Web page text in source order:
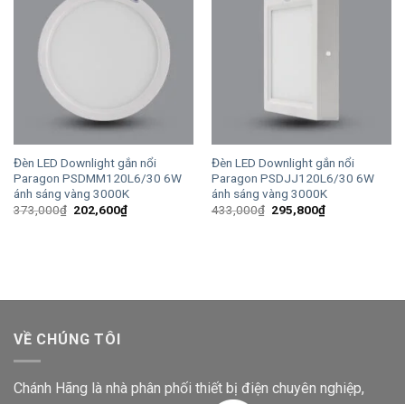
Đèn LED Downlight gắn nổi
Paragon PSDMM120L6/30 6W
ánh sáng vàng 3000K
373,000₫ Giá
202,600₫Giá
hiện
Đèn LED Downlight gắn nổi
Paragon PSDJJ120L6/30 6W
ánh sáng vàng 3000K
433,000₫ Giá
295,800₫Giá
hiện
VỀ CHÚNG TÔI
Chánh Hãng là nhà phân phối thiết bị điện chuyên nghiệp,